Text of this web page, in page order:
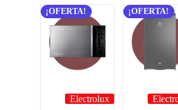
¡OFERTA!
Electrolux
¡OFERTA!